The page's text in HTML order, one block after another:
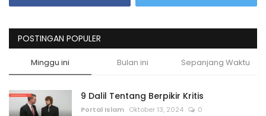
POSTINGAN POPULER
Minggu ini Bulan ini Sepanjang Waktu
9 Dalil Tentang Berpikir Kritis
Portal Islam Oktober 13, 2024 0